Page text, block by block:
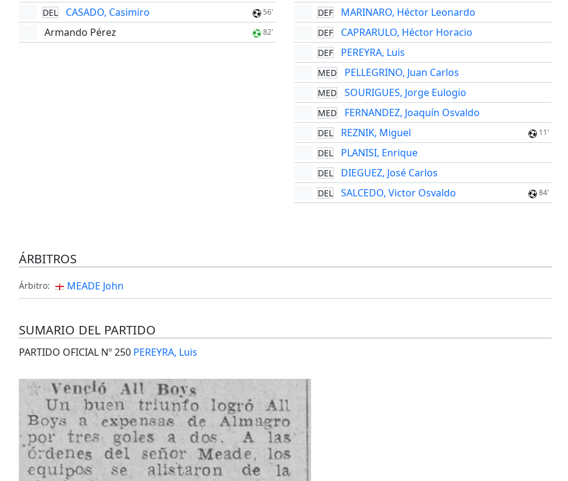
DEL CASADO, Casimiro 56'
Armando Pérez 82'
DEF MARINARO, Héctor Leonardo
DEF CAPRARULO, Héctor Horacio
DEF PEREYRA, Luis
MED PELLEGRINO, Juan Carlos
MED SOURIGUES, Jorge Eulogio
MED FERNANDEZ, Joaquín Osvaldo
DEL REZNIK, Miguel 11'
DEL PLANISI, Enrique
DEL DIEGUEZ, José Carlos
DEL SALCEDO, Victor Osvaldo 84'
ÁRBITROS
Árbitro: MEADE John
SUMARIO DEL PARTIDO
PARTIDO OFICIAL Nº 250 PEREYRA, Luis